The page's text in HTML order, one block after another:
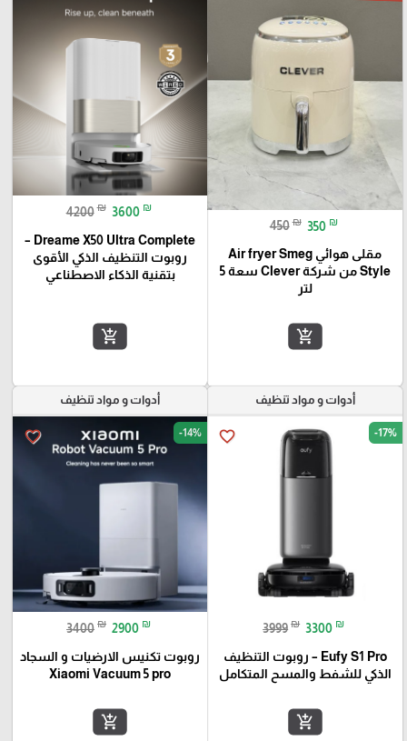
450 ₪ 350 ₪
مقلى هوائي Air fryer Smeg
Style من شركة Clever سعة 5
لتر
add_shopping_cart
4200 ₪ 3600 ₪
Dreame X50 Ultra Complete –
روبوت التنظيف الذكي الأقوى
بتقنية الذكاء الاصطناعي
add_shopping_cart
أدوات و مواد تنظيف
favorite_border -17%
3999 ₪ 3300 ₪
Eufy S1 Pro – روبوت التنظيف
الذكي للشفط والمسح المتكامل
add_shopping_cart
أدوات و مواد تنظيف
favorite_border -14%
3400 ₪ 2900 ₪
روبوت تكنيس الارضيات و السجاد
Xiaomi Vacuum 5 pro
add_shopping_cart